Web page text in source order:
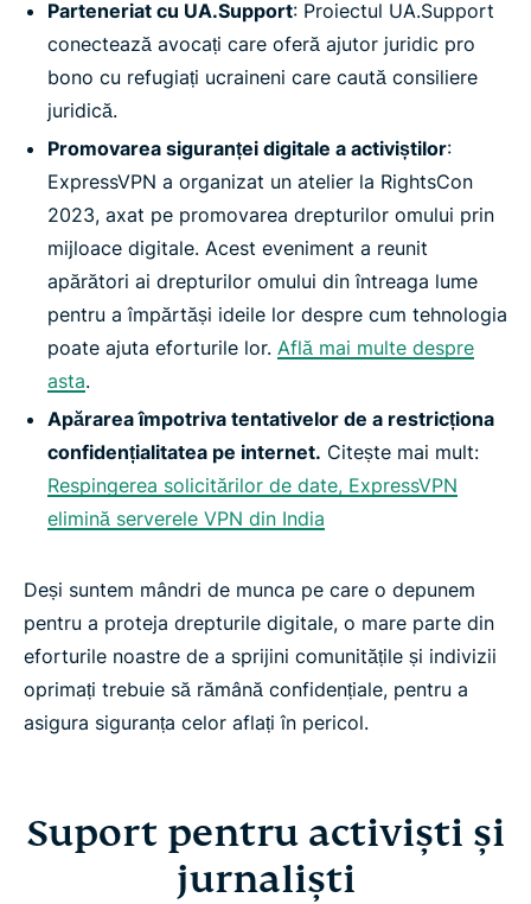
Parteneriat cu UA.Support: Proiectul UA.Support
conectează avocați care oferă ajutor juridic pro
bono cu refugiați ucraineni care caută consiliere
juridică.
Promovarea siguranței digitale a activiștilor:
ExpressVPN a organizat un atelier la RightsCon
2023, axat pe promovarea drepturilor omului prin
mijloace digitale. Acest eveniment a reunit
apărători ai drepturilor omului din întreaga lume
pentru a împărtăși ideile lor despre cum tehnologia
poate ajuta eforturile lor. Află mai multe despre
asta.
Apărarea împotriva tentativelor de a restricționa
confidențialitatea pe internet. Citește mai mult:
Respingerea solicitărilor de date, ExpressVPN
elimină serverele VPN din India
Deși suntem mândri de munca pe care o depunem
pentru a proteja drepturile digitale, o mare parte din
eforturile noastre de a sprijini comunitățile și indivizii
oprimați trebuie să rămână confidențiale, pentru a
asigura siguranța celor aflați în pericol.
Suport pentru activiști și
jurnaliști